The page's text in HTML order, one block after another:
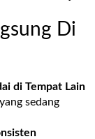
Di
di Tempat Lain
sedang